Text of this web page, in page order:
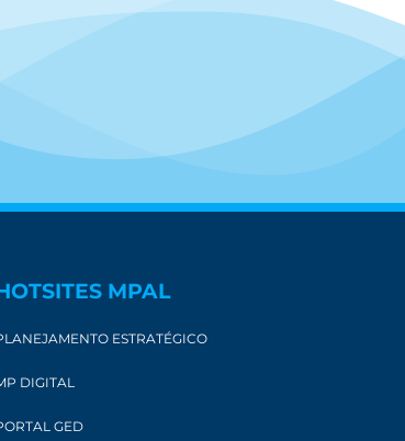
MPAL
ESTRATÉGICO
DIGITAL
GED